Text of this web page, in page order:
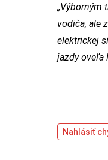
„Výborným
vodiča, ale
elektrickej
jazdy oveľa
Nahlásiť